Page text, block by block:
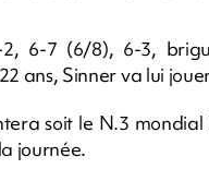
6-7 (6/8), 6-3,
ans, Sinner va lui
soit le N.3
journée.